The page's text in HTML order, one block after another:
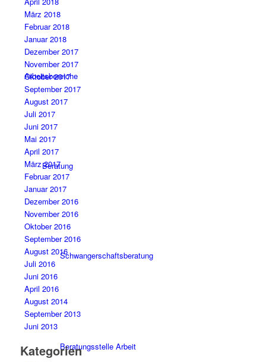
Arbeitsbereiche
Beratung
Schwangerschaftsberatung
Beratungsstelle Arbeit
März 2018
Februar 2018
Januar 2018
Dezember 2017
November 2017
Oktober 2017
September 2017
August 2017
Juli 2017
Juni 2017
Mai 2017
April 2017
März 2017
Februar 2017
Januar 2017
Dezember 2016
November 2016
Oktober 2016
September 2016
August 2016
Juli 2016
Juni 2016
April 2016
August 2014
September 2013
Juni 2013
Kategorien